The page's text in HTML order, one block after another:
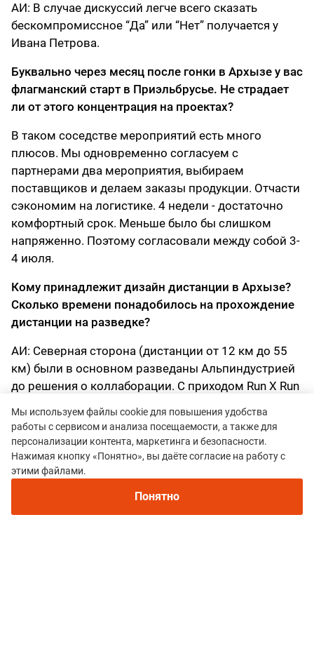
АИ: В случае дискуссий легче всего сказать
бескомпромиссное “Да” или “Нет” получается у
Ивана Петрова.
Буквально через месяц после гонки в Архызе у вас
флагманский старт в Приэльбрусье. Не страдает
ли от этого концентрация на проектах?
В таком соседстве мероприятий есть много
плюсов. Мы одновременно согласуем с
партнерами два мероприятия, выбираем
поставщиков и делаем заказы продукции. Отчасти
сэкономим на логистике. 4 недели - достаточно
комфортный срок. Меньше было бы слишком
напряженно. Поэтому согласовали между собой 3-
4 июля.
Кому принадлежит дизайн дистанции в Архызе?
Сколько времени понадобилось на прохождение
дистанции на разведке?
АИ: Северная сторона (дистанции от 12 км до 55
км) были в основном разведаны Альпиндустрией
до решения о коллаборации. С приходом Run X Run
южная часть (дистанция 70 км).
Почему решили сделать двухдневный формат
главной ультры, а не одним днём?
АИ: Ультр много, многодневка в Крыму, значит, на
Архызе нужен свой формат - двухдневный.
Мы используем файлы cookie для повышения удобства
работы с сервисом и анализа посещаемости, а также для
персонализации контента, маркетинга и безопасности.
Нажимая кнопку «Понятно», вы даёте согласие на работу с
этими файлами.
Понятно